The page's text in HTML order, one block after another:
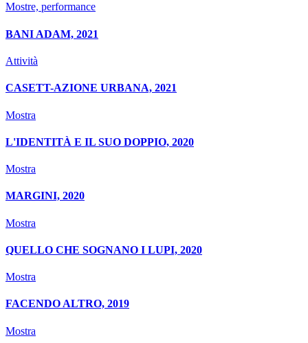
Mostre, performance
BANI ADAM, 2021
Attività
CASETT-AZIONE URBANA, 2021
Mostra
L'IDENTITÀ E IL SUO DOPPIO, 2020
Mostra
MARGINI, 2020
Mostra
QUELLO CHE SOGNANO I LUPI, 2020
Mostra
FACENDO ALTRO, 2019
Mostra